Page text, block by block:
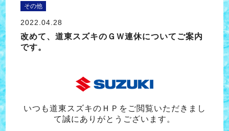
その他
2022.04.28
改めて、道東スズキのＧＷ連休についてご案内
です。
いつも道東スズキのＨＰをご閲覧いただきまし
て誠にありがとうございます。